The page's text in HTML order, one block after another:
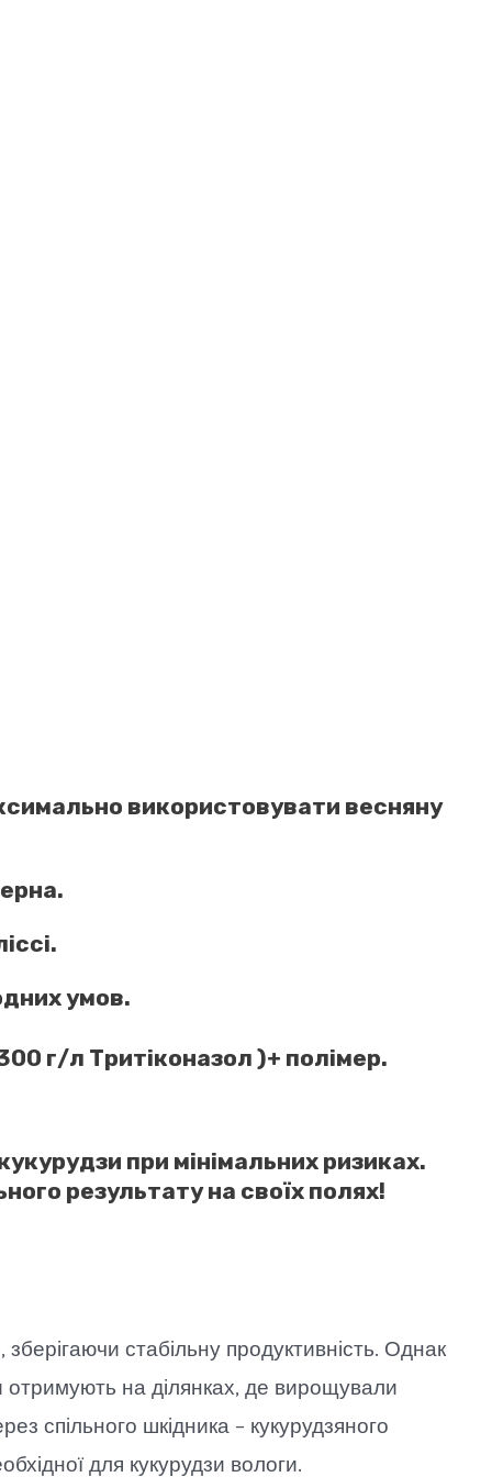
використовувати весняну
умов.
г/л Тритіконазол )+ полімер.
при мінімальних ризиках.
результату на своїх полях!
стабільну продуктивність. Однак
отримують на ділянках, де вирощували
спільного шкідника – кукурудзяного
для кукурудзи вологи.